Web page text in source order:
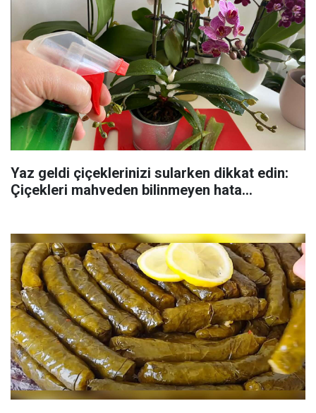
Yaz geldi çiçeklerinizi sularken dikkat edin:
Çiçekleri mahveden bilinmeyen hata...